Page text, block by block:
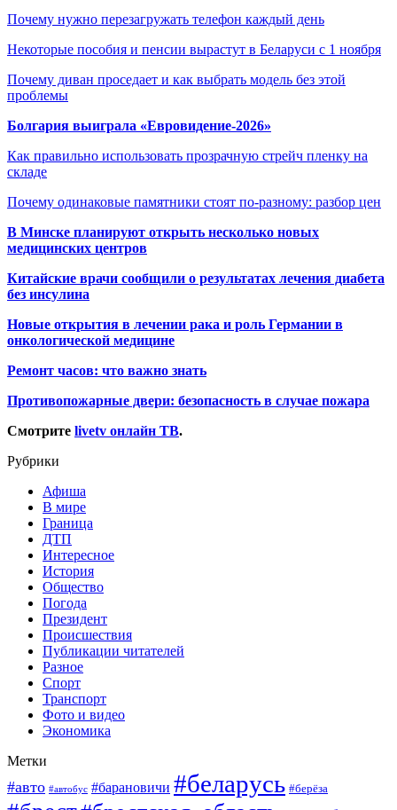
Почему нужно перезагружать телефон каждый день
Некоторые пособия и пенсии вырастут в Беларуси с 1 ноября
Почему диван проседает и как выбрать модель без этой
проблемы
Болгария выиграла «Евровидение-2026»
Как правильно использовать прозрачную стрейч пленку на
складе
Почему одинаковые памятники стоят по-разному: разбор цен
В Минске планируют открыть несколько новых
медицинских центров
Китайские врачи сообщили о результатах лечения диабета
без инсулина
Новые открытия в лечении рака и роль Германии в
онкологической медицине
Ремонт часов: что важно знать
Противопожарные двери: безопасность в случае пожара
Смотрите livetv онлайн ТВ.
Рубрики
Афиша
В мире
Граница
ДТП
Интересное
История
Общество
Погода
Президент
Происшествия
Публикации читателей
Разное
Спорт
Транспорт
Фото и видео
Экономика
Метки
#авто #автобус #барановичи #беларусь #берёза